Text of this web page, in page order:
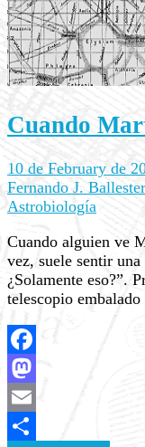
Cuando
10 de February de
Fernando J.
Astrobiología
Cuando alguien ve
vez, suele sentir una
¿Solamente eso?”.
telescopio
Facebook
Mastodon
Email